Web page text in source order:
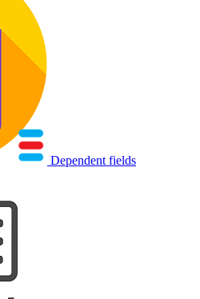
Dependent fields